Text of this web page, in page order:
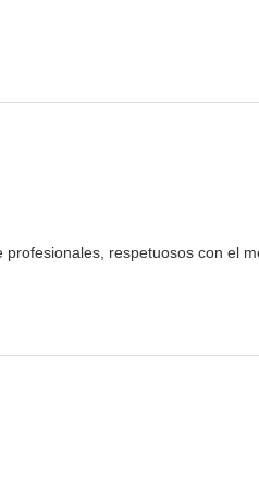
respetuosos con el